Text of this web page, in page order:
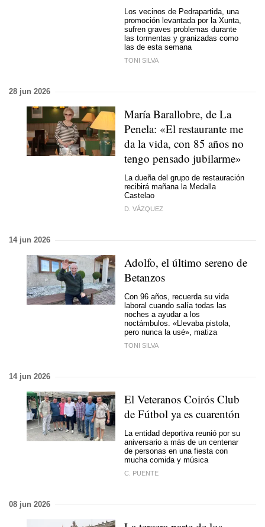
Los vecinos de Pedrapartida, una
promoción levantada por la Xunta,
sufren graves problemas durante
las tormentas y granizadas como
las de esta semana
TONI SILVA
28 jun 2026
María Barallobre, de La
Penela: «El restaurante me
da la vida, con 85 años no
tengo pensado jubilarme»
La dueña del grupo de restauración
recibirá mañana la Medalla
Castelao
D. VÁZQUEZ
14 jun 2026
Adolfo, el último sereno de
Betanzos
Con 96 años, recuerda su vida
laboral cuando salía todas las
noches a ayudar a los
noctámbulos. «Llevaba pistola,
pero nunca la usé», matiza
TONI SILVA
14 jun 2026
El Veteranos Coirós Club
de Fútbol ya es cuarentón
La entidad deportiva reunió por su
aniversario a más de un centenar
de personas en una fiesta con
mucha comida y música
C. PUENTE
08 jun 2026